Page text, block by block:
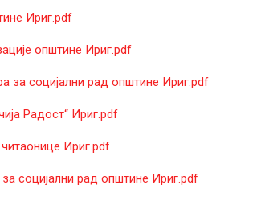
Ириг.pdf
општине Ириг.pdf
социјални рад општине Ириг.pdf
Радост“ Ириг.pdf
Ириг.pdf
социјални рад општине Ириг.pdf